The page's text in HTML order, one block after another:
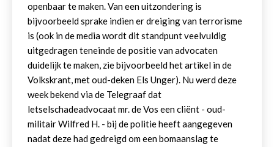
openbaar te maken. Van een uitzondering is
bijvoorbeeld sprake indien er dreiging van terrorisme
is (ook in de media wordt dit standpunt veelvuldig
uitgedragen teneinde de positie van advocaten
duidelijk te maken, zie bijvoorbeeld het artikel in de
Volkskrant, met oud-deken Els Unger). Nu werd deze
week bekend via de Telegraaf dat
letselschadeadvocaat mr. de Vos een cliënt - oud-
militair Wilfred H. - bij de politie heeft aangegeven
nadat deze had gedreigd om een bomaanslag te